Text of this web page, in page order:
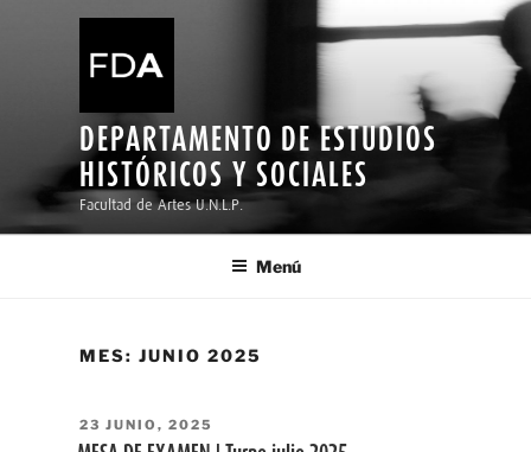
DEPARTAMENTO DE ESTUDIOS
HISTÓRICOS Y SOCIALES
Facultad de Artes U.N.L.P.
Menú
MES:JUNIO 2025
PUBLICADO
EL
23 JUNIO, 2025